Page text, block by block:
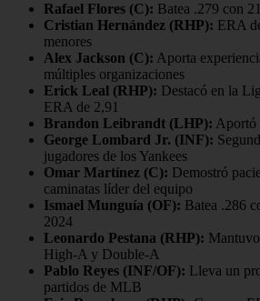
Rafael Flores (C): Batea .279 con
Cristian Hernández (RHP): ERA
menores
Alex Jackson (C): Aporta
múltiples organizaciones
Erick Leal (RHP): Destacó en la
ERA de 2,91
Brandon Leibrandt (LHP): Aportó
George Lombard Jr. (INF):
jugadores de los Yankees
Omar Martínez (C): Demostró
caminatas líder del equipo
Ismael Munguía (OF): Batea .286
2024
Leonardo Pestana (RHP):
High-A y Double-A
Pablo Reyes (INF/OF): Lleva un
partidos de MLB